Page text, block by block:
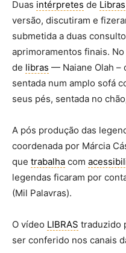
Duas intérpretes de Libras
versão, discutiram e
submetida a duas
aprimoramentos finais.
de libras — Naiane Olah –
sentada num amplo sofá
seus pés, sentada no
A pós produção das
coordenada por Márcia
que trabalha com
legendas ficaram por
(Mil Palavras).
O vídeo LIBRAS traduzido
ser conferido nos canais